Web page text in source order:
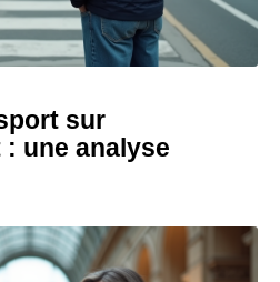
sur
: une analyse